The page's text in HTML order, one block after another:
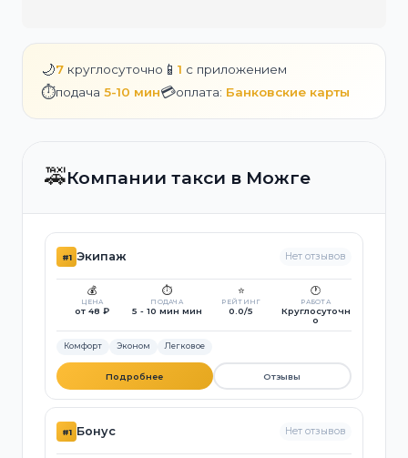
🌙7 круглосуточно 📱 1 с приложением
⏱️подача 5-10 мин💳оплата: Банковские карты
🚕Компании такси в Можге
#1 Экипаж Нет отзывов
💰
ЦЕНА
от 48 ₽
⏱️
ПОДАЧА
5 - 10 мин мин
⭐
РЕЙТИНГ
0.0/5
🕐
РАБОТА
Круглосуточн
о
Комфорт Эконом Легковое
Подробнее Отзывы
#1 Бонус Нет отзывов